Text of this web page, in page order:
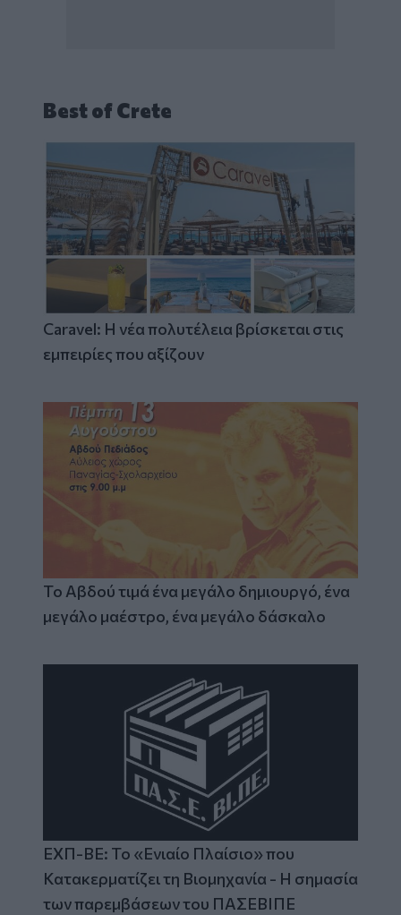
Best of Crete
Caravel: Η νέα πολυτέλεια βρίσκεται στις
εμπειρίες που αξίζουν
Το Αβδού τιμά ένα μεγάλο δημιουργό, ένα
μεγάλο μαέστρο, ένα μεγάλο δάσκαλο
ΕΧΠ-ΒΕ: Το «Ενιαίο Πλαίσιο» που
Κατακερματίζει τη Βιομηχανία - Η σημασία
των παρεμβάσεων του ΠΑΣΕΒΙΠΕ